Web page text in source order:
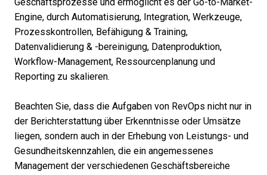
Geschäftsprozesse und ermöglicht es der Go-to-Market-
Engine, durch Automatisierung, Integration, Werkzeuge,
Prozesskontrollen, Befähigung & Training,
Datenvalidierung & -bereinigung, Datenproduktion,
Workflow-Management, Ressourcenplanung und
Reporting zu skalieren.
Beachten Sie, dass die Aufgaben von RevOps nicht nur in
der Berichterstattung über Erkenntnisse oder Umsätze
liegen, sondern auch in der Erhebung von Leistungs- und
Gesundheitskennzahlen, die ein angemessenes
Management der verschiedenen Geschäftsbereiche